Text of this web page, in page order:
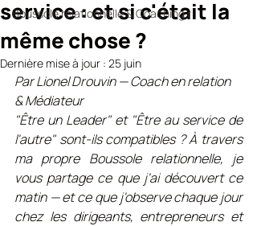
Boussole relationnelle & Coaching r
service : et si c'était la
même chose ?
Dernière mise à jour : 25 juin
Par Lionel Drouvin — Coach en relation
& Médiateur
"Être un Leader" et "Être au service de
l'autre" sont-ils compatibles ? À travers
ma propre Boussole relationnelle, je
vous partage ce que j'ai découvert ce
matin — et ce que j'observe chaque jour
chez les dirigeants, entrepreneurs et